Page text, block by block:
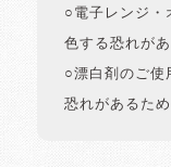
○電子レンジ・
色する恐れが
○漂白剤のご使
恐れがあるた